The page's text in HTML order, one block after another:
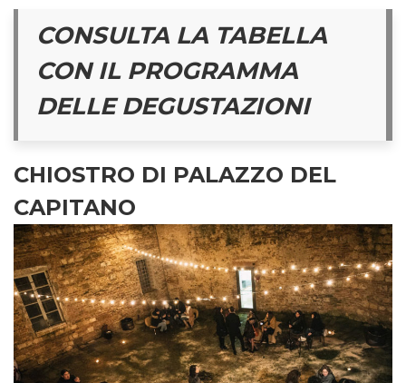
CONSULTA LA TABELLA
CON IL PROGRAMMA
DELLE DEGUSTAZIONI
CHIOSTRO DI PALAZZO DEL
CAPITANO